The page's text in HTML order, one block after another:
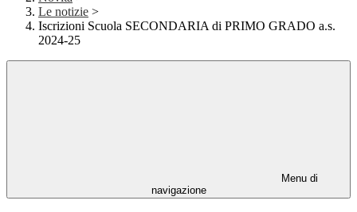
Le notizie >
Iscrizioni Scuola SECONDARIA di PRIMO GRADO a.s.
2024-25
Menu di
navigazione